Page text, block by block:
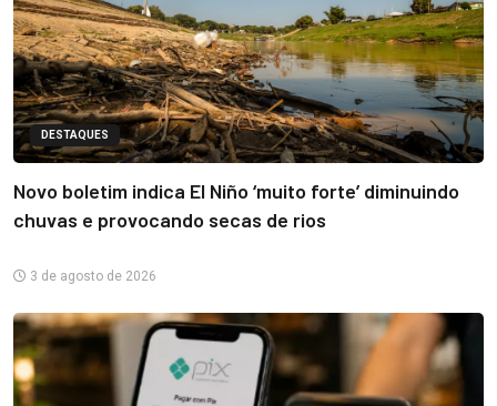
DESTAQUES
Novo boletim indica El Niño ‘muito forte’ diminuindo
chuvas e provocando secas de rios
3 de agosto de 2026